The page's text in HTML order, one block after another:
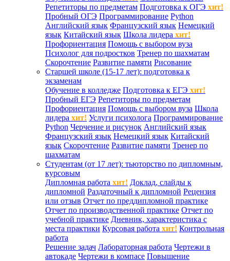
Репетиторы по предметам Подготовка к ОГЭ хит!
Пробный ОГЭ Программирование Python
Английский язык Французский язык Немецкий
язык Китайский язык Школа лидера хит!
Профориентация Помощь с выбором вуза
Психолог для подростков Тренер по шахматам
Скорочтение Развитие памяти Рисование
Старшей школе (15-17 лет): подготовка к
экзаменам
Обучение в колледже Подготовка к ЕГЭ хит!
Пробный ЕГЭ Репетиторы по предметам
Профориентация Помощь с выбором вуза Школа
лидера хит! Услуги психолога Программирование
Python Черчение и рисунок Английский язык
Французский язык Немецкий язык Китайский
язык Скорочтение Развитие памяти Тренер по
шахматам
Студентам (от 17 лет): тьюторство по дипломным,
курсовым
Дипломная работа хит! Доклад, слайды к
дипломной Раздаточный к дипломной Рецензия
или отзыв Отчет по преддипломной практике
Отчет по производственной практике Отчет по
учебной практике Дневник, характеристика с
места практики Курсовая работа хит! Контрольная
работа
Решение задач Лабораторная работа Чертежи в
автокаде Чертежи в компасе Повышение